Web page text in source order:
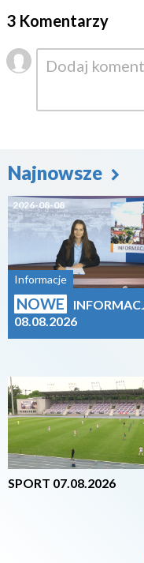
3 Komentarzy
Najnowsze
2026-08-08
Informacje
NOWE
08.08.2026
2026-08-07
SPORT 07.08.2026